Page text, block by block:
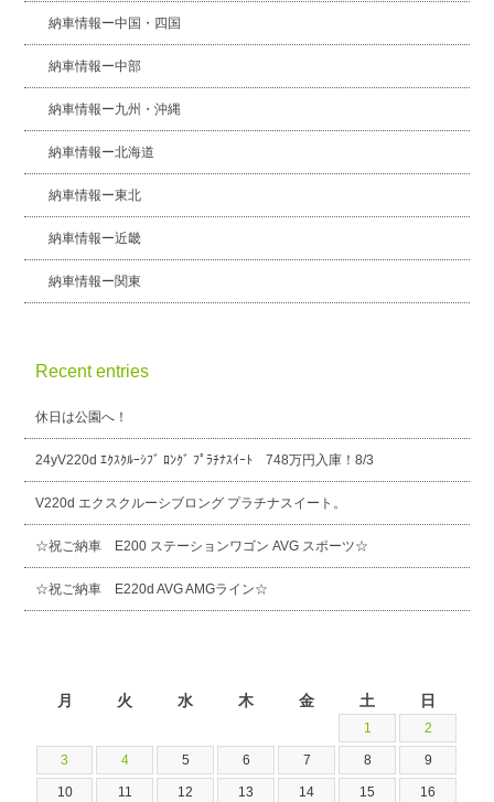
納車情報ー中国・四国
納車情報ー中部
納車情報ー九州・沖縄
納車情報ー北海道
納車情報ー東北
納車情報ー近畿
納車情報ー関東
Recent entries
休日は公園へ！
24yV220d ｴｸｽｸﾙｰｼﾌﾞ ﾛﾝｸﾞ ﾌﾟﾗﾁﾅｽｲｰﾄ 748万円入庫！8/3
V220d エクスクルーシブロング プラチナスイート。
☆祝ご納車 E200 ステーションワゴン AVG スポーツ☆
☆祝ご納車 E220d AVG AMGライン☆
月 火 水 木 金 土 日
1 2
3 4 5 6 7 8 9
10 11 12 13 14 15 16